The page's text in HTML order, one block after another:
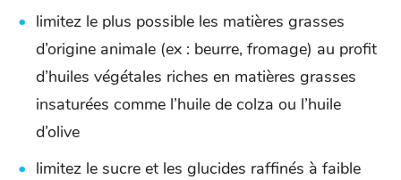
limitez le plus possible les matières grasses
d’origine animale (ex : beurre, fromage) au profit
d’huiles végétales riches en matières grasses
insaturées comme l’huile de colza ou l’huile
d’olive
limitez le sucre et les glucides raffinés à faible